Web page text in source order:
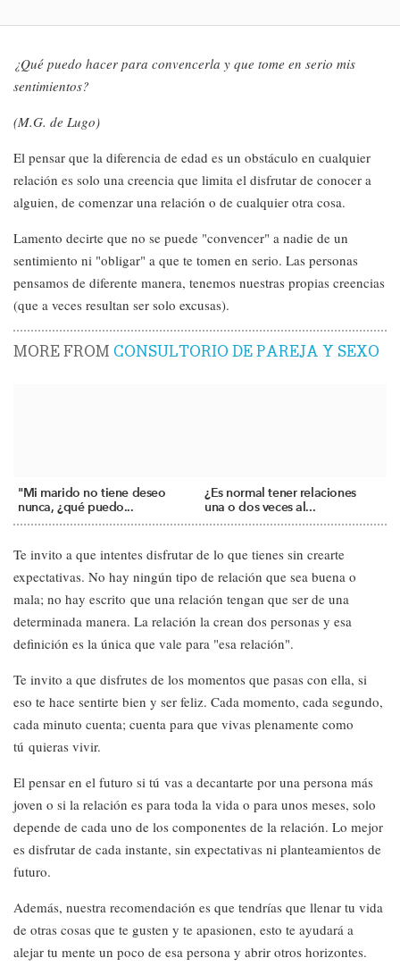
¿Qué puedo hacer para convencerla y que tome en serio mis
sentimientos?
(M.G. de Lugo)
El pensar que la diferencia de edad es un obstáculo en cualquier
relación es solo una creencia que limita el disfrutar de conocer a
alguien, de comenzar una relación o de cualquier otra cosa.
Lamento decirte que no se puede "convencer" a nadie de un
sentimiento ni "obligar" a que te tomen en serio. Las personas
pensamos de diferente manera, tenemos nuestras propias creencias
(que a veces resultan ser solo excusas).
MORE FROMCONSULTORIO DE PAREJA Y SEXO
"Mi marido no tiene deseo
nunca, ¿qué puedo...
¿Es normal tener relaciones
una o dos veces al...
Te invito a que intentes disfrutar de lo que tienes sin crearte
expectativas. No hay ningún tipo de relación que sea buena o
mala; no hay escrito que una relación tengan que ser de una
determinada manera. La relación la crean dos personas y esa
definición es la única que vale para "esa relación".
Te invito a que disfrutes de los momentos que pasas con ella, si
eso te hace sentirte bien y ser feliz. Cada momento, cada segundo,
cada minuto cuenta; cuenta para que vivas plenamente como
tú quieras vivir.
El pensar en el futuro si tú vas a decantarte por una persona más
joven o si la relación es para toda la vida o para unos meses, solo
depende de cada uno de los componentes de la relación. Lo mejor
es disfrutar de cada instante, sin expectativas ni planteamientos de
futuro.
Además, nuestra recomendación es que tendrías que llenar tu vida
de otras cosas que te gusten y te apasionen, esto te ayudará a
alejar tu mente un poco de esa persona y abrir otros horizontes.